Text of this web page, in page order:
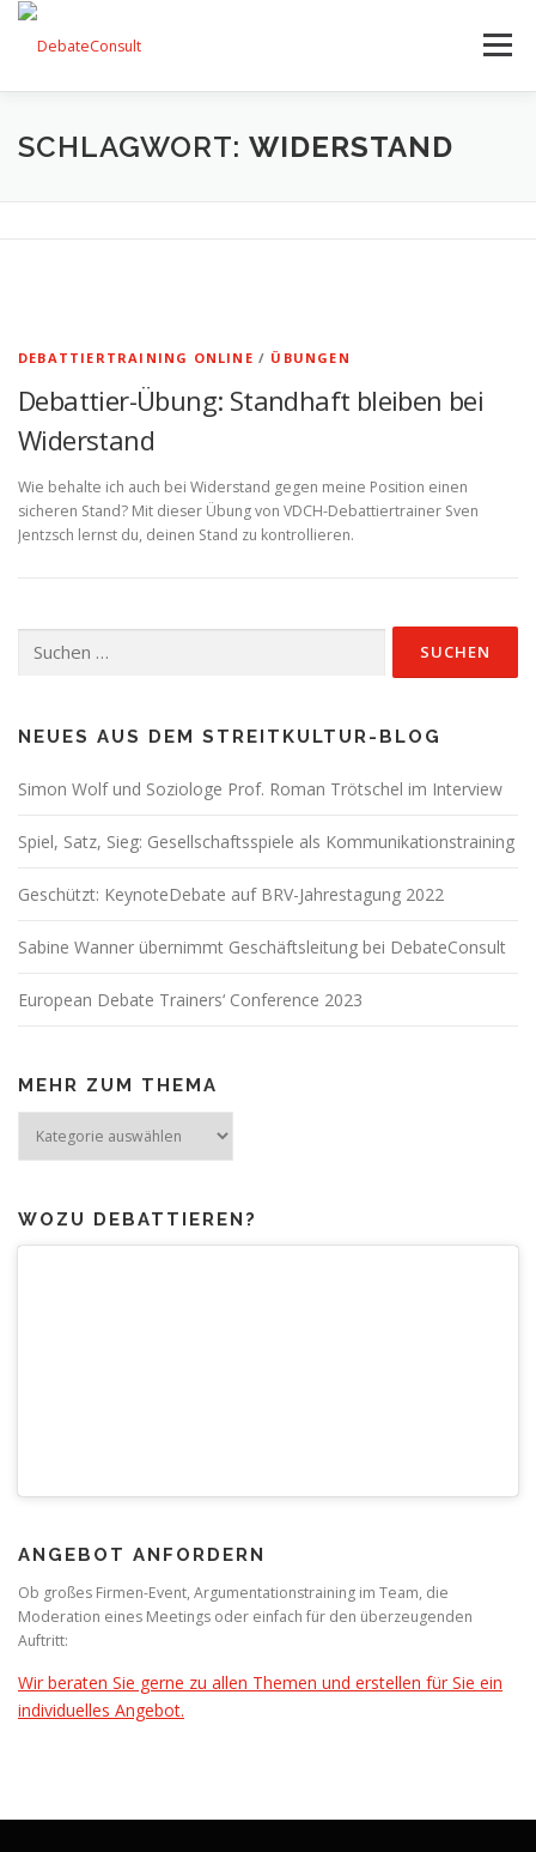
Zum
springen
Menü
UNSER ANGEBOT STREITKULTUR-BLOG
SCHLAGWORT: WIDERSTAND
DEBATTIERTRAINING ONLINE / ÜBUNGEN
Debattier-Übung: Standhaft bleiben bei
Widerstand
Wie behalte ich auch bei Widerstand gegen meine Position einen
sicheren Stand? Mit dieser Übung von VDCH-Debattiertrainer Sven
Jentzsch lernst du, deinen Stand zu kontrollieren.
nach:
NEUES AUS DEM STREITKULTUR-BLOG
Simon Wolf und Soziologe Prof. Roman Trötschel im Interview
Spiel, Satz, Sieg: Gesellschaftsspiele als Kommunikationstraining
Geschützt: KeynoteDebate auf BRV-Jahrestagung 2022
Sabine Wanner übernimmt Geschäftsleitung bei DebateConsult
European Debate Trainers‘ Conference 2023
MEHR ZUM THEMA
zum
WOZU DEBATTIEREN?
ANGEBOT ANFORDERN
Ob großes Firmen-Event, Argumentationstraining im Team, die
Moderation eines Meetings oder einfach für den überzeugenden
Auftritt:
Wir beraten Sie gerne zu allen Themen und erstellen für Sie ein
individuelles Angebot.